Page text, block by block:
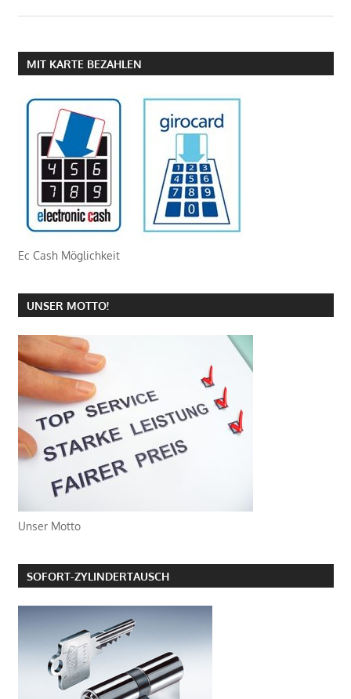
MIT KARTE BEZAHLEN
Ec Cash Möglichkeit
UNSER MOTTO!
Unser Motto
SOFORT-ZYLINDERTAUSCH